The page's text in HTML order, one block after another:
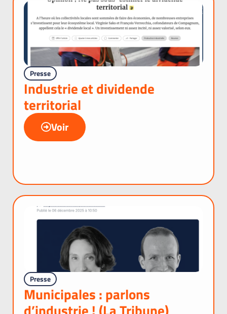
Presse
Industrie et dividende
territorial
Voir
Presse
Municipales : parlons